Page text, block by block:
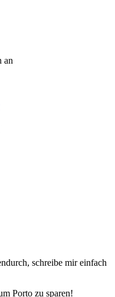
an
schreibe mir einfach
Porto zu sparen!